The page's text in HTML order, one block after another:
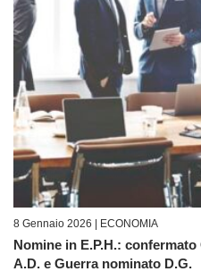
8 Gennaio 2026 | ECONOMIA
Nomine in E.P.H.:
A.D. e Guerra nominato D.G.